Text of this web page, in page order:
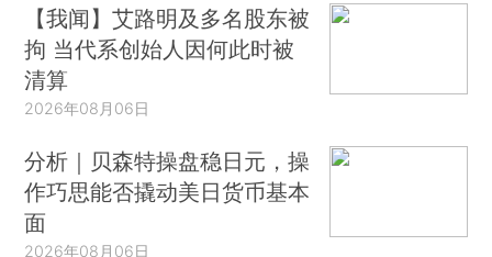
【我闻】艾路明及多名股东被
拘 当代系创始人因何此时被
清算
2026年08月06日
分析｜贝森特操盘稳日元，操
作巧思能否撬动美日货币基本
面
2026年08月06日